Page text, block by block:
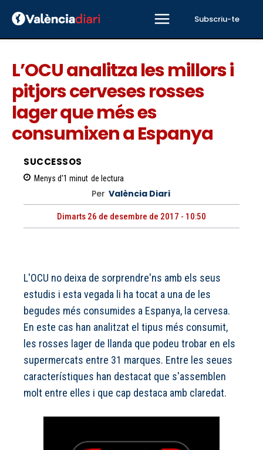
Subscriu-te
L’OCU analitza les millors i
pitjors cerveses rosses
lager que més es
consumixen a Espanya
SUCCESSOS
Menys d'1 minut de lectura
Per València Diari
Dimarts 26 de desembre de 2017 - 10:50
L'OCU no deixa de sorprendre'ns amb els seus
estudis i esta vegada li ha tocat a una de les
begudes més consumides a Espanya, la cervesa.
En este cas han analitzat el tipus més consumit,
les rosses lager de llanda que podeu trobar en els
supermercats entre 31 marques. Entre les seues
característiques han destacat que s'assemblen
molt entre elles i que cap destaca amb claredat.